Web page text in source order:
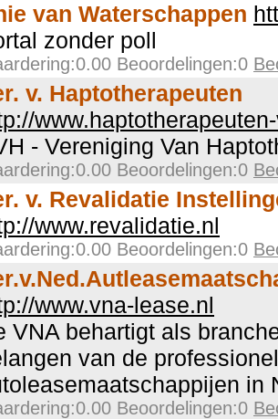
van Waterschappen
zonder poll
Beoordelingen:0
v. Haptotherapeuten
- Vereniging Van
Beoordelingen:0
v. Revalidatie
www.revalidatie.nl
Beoordelingen:0
www.vna-lease.nl
VNA behartigt als
van de
in
Beoordelingen:0